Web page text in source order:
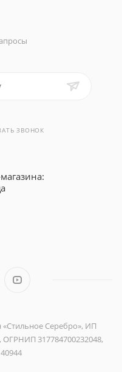
ЗВОНОК
Серебро», ИП
317784700232048,